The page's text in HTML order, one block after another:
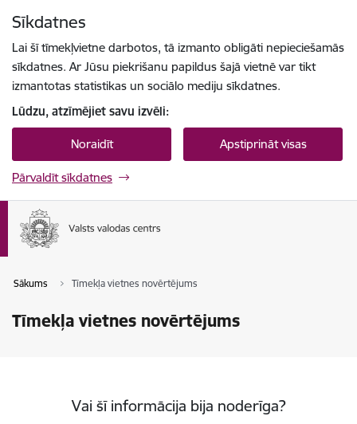
Sīkdatnes
Lai šī tīmekļvietne darbotos, tā izmanto obligāti nepieciešamās
sīkdatnes. Ar Jūsu piekrišanu papildus šajā vietnē var tikt
izmantotas statistikas un sociālo mediju sīkdatnes.
Lūdzu, atzīmējiet savu izvēli:
Noraidīt Apstiprināt visas
Pārvaldīt sīkdatnes
Sākums Tīmekļa vietnes novērtējums
Tīmekļa vietnes novērtējums
Vai šī informācija bija noderīga?